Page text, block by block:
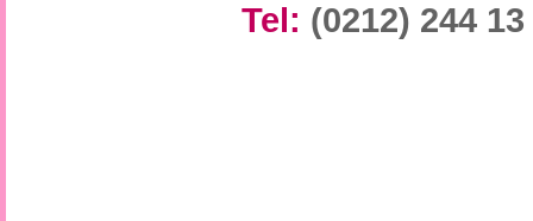
Tel: (0212) 244